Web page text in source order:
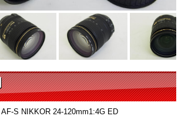
AF-S NIKKOR 24-120mm1:4G ED